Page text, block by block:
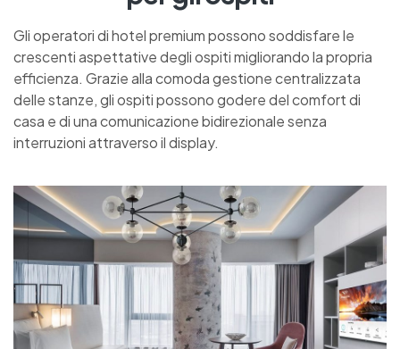
Gli operatori di hotel premium possono soddisfare le
crescenti aspettative degli ospiti migliorando la propria
efficienza. Grazie alla comoda gestione centralizzata
delle stanze, gli ospiti possono godere del comfort di
casa e di una comunicazione bidirezionale senza
interruzioni attraverso il display.